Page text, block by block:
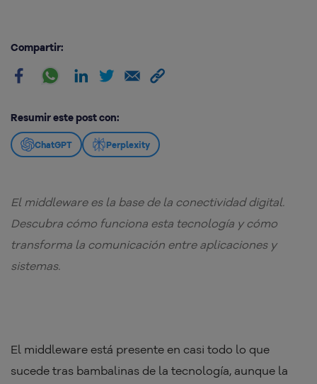
Compartir:
Resumir este post con:
ChatGPT Perplexity
El middleware es la base de la conectividad digital.
Descubra cómo funciona esta tecnología y cómo
transforma la comunicación entre aplicaciones y
sistemas.
El middleware está presente en casi todo lo que
sucede tras bambalinas de la tecnología, aunque la